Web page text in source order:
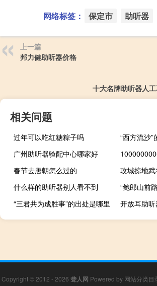
网络标签： 保定市 助听器
上一篇
邦力健助听器价格
十大名牌助听器人
相关问题
过年可以吃红糖粽子吗
“西方流沙”
广州助听器验配中心哪家好
春节去唐朝怎么过的
攻城掠地
什么样的助听器别人看不到
“鲍郎山前
“三君共为成胜事”的出处是哪里
开放耳助
Copyright © 2012 - 2026 聋人网 Powered by 网站分类目